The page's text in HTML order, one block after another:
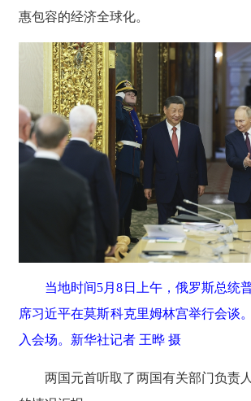
惠包容的经济全球化。
当地时间5月8日上午，俄罗斯总统
席习近平在莫斯科克里姆林宫举行会谈
入会场。新华社记者 王晔 摄
两国元首听取了两国有关部门负责